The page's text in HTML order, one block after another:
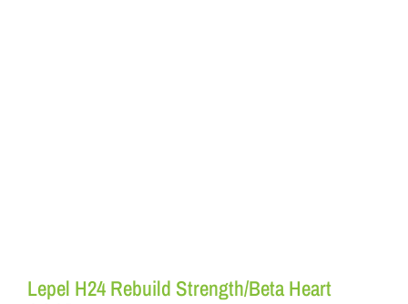
Lepel H24 Rebuild Strength/Beta Heart